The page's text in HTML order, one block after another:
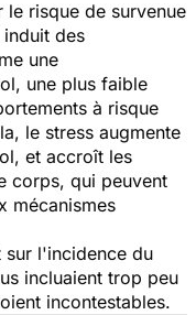
risque de survenue
des
une
une plus faible
à risque
le stress augmente
et accroît les
corps, qui peuvent
mécanismes
sur l'incidence du
incluaient trop peu
incontestables.